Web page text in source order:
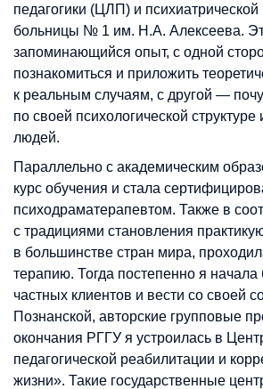
педагогики (ЦЛП) и психиатрической
больницы № 1 им. Н.А. Алексеева.
запоминающийся опыт, с одной
познакомиться и приложить
к реальным случаям, с другой —
по своей психологической
людей.
Параллельно с академическим
курс обучения и стала
психодраматерапевтом. Также в
с традициями становления
в большинстве стран мира,
терапию. Тогда постепенно я начала
частных клиентов и вести со своей
Познанской, авторские групповые
окончания РГГУ я устроилась в
педагогической реабилитации и
жизни». Такие государственные